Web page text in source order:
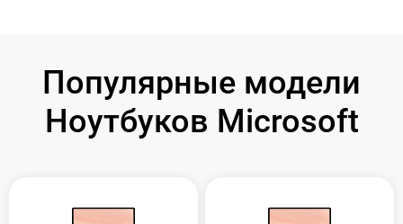
Популярные модели
Ноутбуков Microsoft